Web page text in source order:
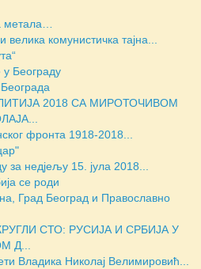
метала…
комунистичка тајна...
Београду
2018 СА МИРОТОЧИВОМ
фронта 1918-2018...
за недјељу 15. јула 2018...
се роди
Град Београд и Православно
СТО: РУСИЈА И СРБИЈА У
Д...
Владика Николај Велимировић...